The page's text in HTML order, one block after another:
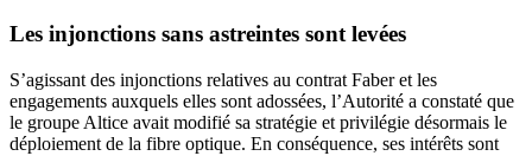
Les injonctions sans astreintes sont levées
S’agissant des injonctions relatives au contrat Faber et les
engagements auxquels elles sont adossées, l’Autorité a constaté que
le groupe Altice avait modifié sa stratégie et privilégie désormais le
déploiement de la fibre optique. En conséquence, ses intérêts sont